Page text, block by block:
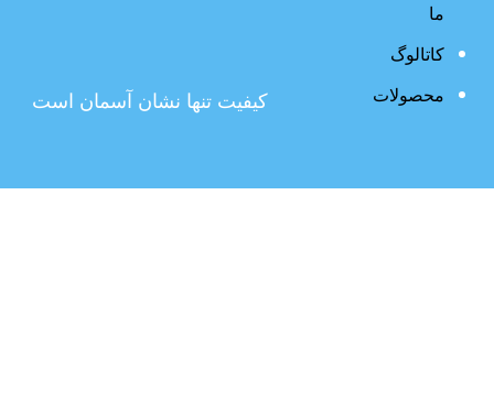
ما
کاتالوگ
محصولات کیفیت تنها نشان آسمان است